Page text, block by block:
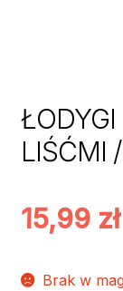
LIŚĆMI
15,99 zł
Brak w